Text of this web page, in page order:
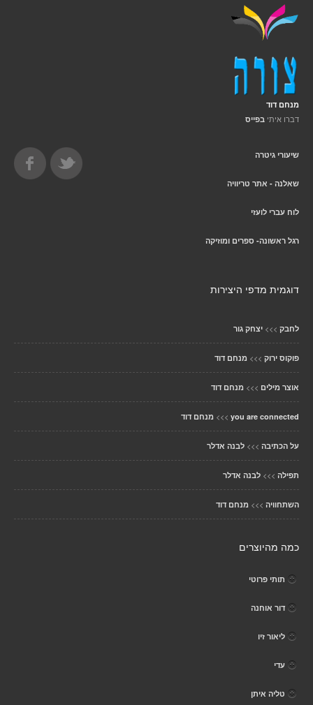
מנחם דוד
דברו איתי בפייס
שיעורי גיטרה
שאלנה - אתר טריוויה
לוח עברי לועזי
רגל ראשונה- ספרים ומוזיקה
דוגמית מדפי היצירות
לחבק >>> יצחק גור
פוקוס ירוק >>> מנחם דוד
אוצר מילים >>> מנחם דוד
you are connected
>>> מנחם דוד
על הכתיבה >>> לבנה אדלר
תפילה >>> לבנה אדלר
השתחוויה >>> מנחם דוד
כמה מהיוצרים
תותי פרוטי
דור אוחנה
ליאור זיו
עדי
טליה איתן